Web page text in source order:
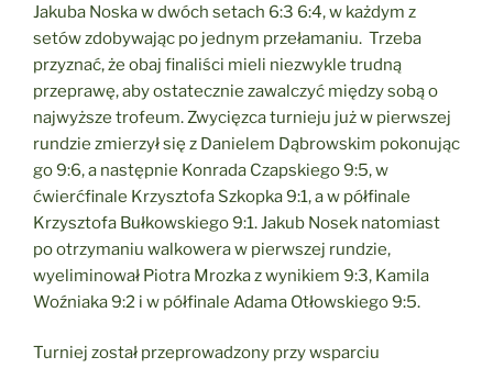
Jakuba Noska w dwóch setach 6:3 6:4, w każdym z
setów zdobywając po jednym przełamaniu. Trzeba
przyznać, że obaj finaliści mieli niezwykle trudną
przeprawę, aby ostatecznie zawalczyć między sobą o
najwyższe trofeum. Zwycięzca turnieju już w pierwszej
rundzie zmierzył się z Danielem Dąbrowskim pokonując
go 9:6, a następnie Konrada Czapskiego 9:5, w
ćwierćfinale Krzysztofa Szkopka 9:1, a w półfinale
Krzysztofa Bułkowskiego 9:1. Jakub Nosek natomiast
po otrzymaniu walkowera w pierwszej rundzie,
wyeliminował Piotra Mrozka z wynikiem 9:3, Kamila
Woźniaka 9:2 i w półfinale Adama Otłowskiego 9:5.
Turniej został przeprowadzony przy wsparciu